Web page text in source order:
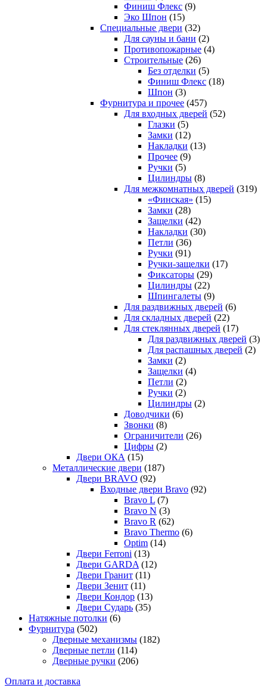
Финиш Флекс (9)
Эко Шпон (15)
Специальные двери (32)
Для сауны и бани (2)
Противопожарные (4)
Строительные (26)
Без отделки (5)
Финиш Флекс (18)
Шпон (3)
Фурнитура и прочее (457)
Для входных дверей (52)
Глазки (5)
Замки (12)
Накладки (13)
Прочее (9)
Ручки (5)
Цилиндры (8)
Для межкомнатных дверей (319)
«Финская» (15)
Замки (28)
Защелки (42)
Накладки (30)
Петли (36)
Ручки (91)
Ручки-защелки (17)
Фиксаторы (29)
Цилиндры (22)
Шпингалеты (9)
Для раздвижных дверей (6)
Для складных дверей (22)
Для стеклянных дверей (17)
Для раздвижных дверей (3)
Для распашных дверей (2)
Замки (2)
Защелки (4)
Петли (2)
Ручки (2)
Цилиндры (2)
Доводчики (6)
Звонки (8)
Ограничители (26)
Цифры (2)
Двери ОКА (15)
Металлические двери (187)
Двери BRAVO (92)
Входные двери Bravo (92)
Bravo L (7)
Bravo N (3)
Bravo R (62)
Bravo Thermo (6)
Optim (14)
Двери Ferroni (13)
Двери GARDA (12)
Двери Гранит (11)
Двери Зенит (11)
Двери Кондор (13)
Двери Сударь (35)
Натяжные потолки (6)
Фурнитура (502)
Дверные механизмы (182)
Дверные петли (114)
Дверные ручки (206)
Оплата и доставка